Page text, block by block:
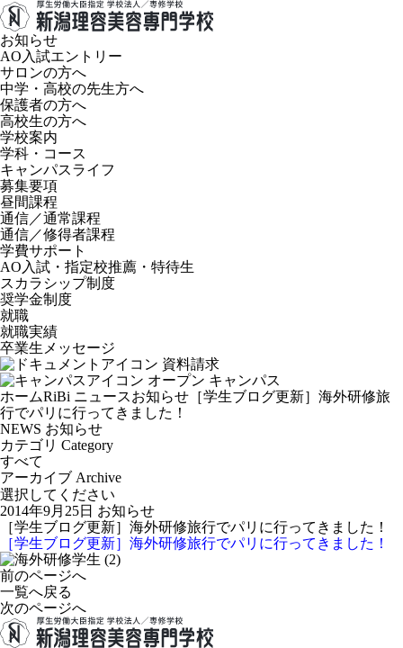
お知らせ
AO入試エントリー
サロンの方へ
中学・高校の先生方へ
保護者の方へ
高校生の方へ
学校案内
学科・コース
キャンパスライフ
募集要項
昼間課程
通信／通常課程
通信／修得者課程
学費サポート
AO入試・指定校推薦・特待生
スカラシップ制度
奨学金制度
就職
就職実績
卒業生メッセージ
資料請求
オープン キャンパス
ホームRiBi ニュースお知らせ ［学生ブログ更新］海外研修旅
行でパリに行ってきました！
NEWS お知らせ
カテゴリ Category
すべて
アーカイブ Archive
2014年9月25日 お知らせ
［学生ブログ更新］海外研修旅行でパリに行ってきました！
［学生ブログ更新］海外研修旅行でパリに行ってきました！
前のページへ
一覧へ戻る
次のページへ